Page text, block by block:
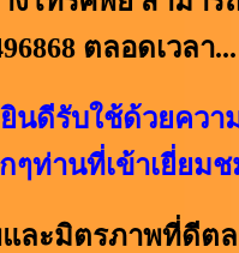
ตลอดเวลา...
นดีรับใช้ด้วยควา
ท่านที่เข้าเยี่ยมช
ละมิตรภาพที่ดีต